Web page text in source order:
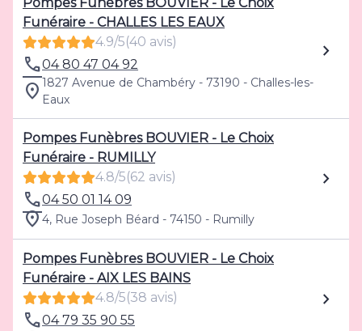
Funéraire - CHALLES LES EAUX
4.9/5(40 avis)
04 80 47 04 92
1827 Avenue de Chambéry - 73190 - Challes-les-
Eaux
Pompes Funèbres BOUVIER - Le Choix
Funéraire - RUMILLY
4.8/5(62 avis)
04 50 01 14 09
4, Rue Joseph Béard - 74150 - Rumilly
Pompes Funèbres BOUVIER - Le Choix
Funéraire - AIX LES BAINS
4.8/5(38 avis)
04 79 35 90 55